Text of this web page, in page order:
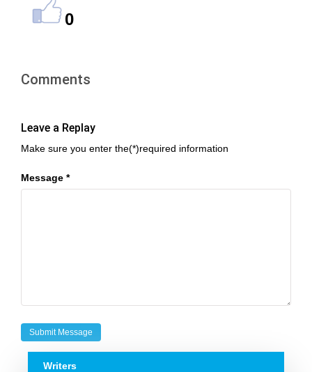
0
Comments
Leave a Replay
Make sure you enter the(*)required information
Message *
Writers